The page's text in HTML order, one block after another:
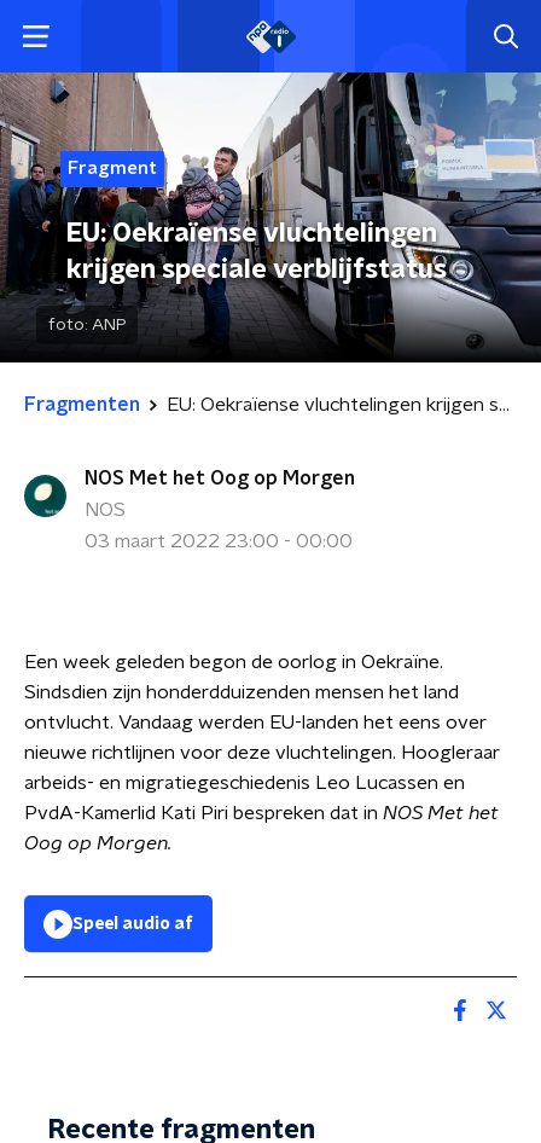
Fragment
EU: Oekraïense vluchtelingen
krijgen speciale verblijfstatus
foto: ANP
Fragmenten EU: Oekraïense vluchtelingen krijgen speciale verblijfstatus
NOS Met het Oog op Morgen
NOS
03 maart 2022 23:00 - 00:00
Een week geleden begon de oorlog in Oekraïne.
Sindsdien zijn honderdduizenden mensen het land
ontvlucht. Vandaag werden EU-landen het eens over
nieuwe richtlijnen voor deze vluchtelingen. Hoogleraar
arbeids- en migratiegeschiedenis Leo Lucassen en
PvdA-Kamerlid Kati Piri bespreken dat in NOS Met het
Oog op Morgen.
Speel audio af
Recente fragmenten